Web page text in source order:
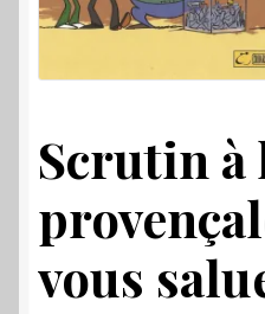
Scrutin à
vous